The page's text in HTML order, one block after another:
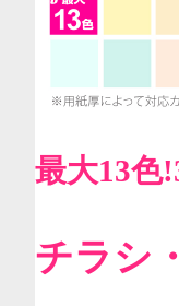
最大13色
チラシ